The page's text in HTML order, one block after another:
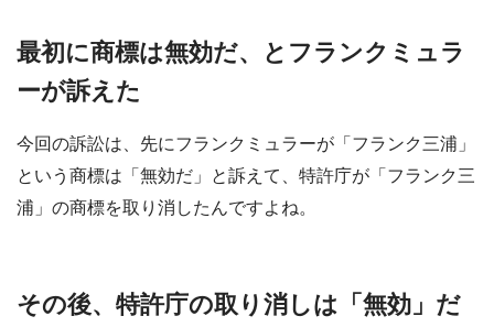
最初に商標は無効だ、とフランクミュラ
ーが訴えた
今回の訴訟は、先にフランクミュラーが「フランク三浦」
という商標は「無効だ」と訴えて、特許庁が「フランク三
浦」の商標を取り消したんですよね。
その後、特許庁の取り消しは「無効」だ